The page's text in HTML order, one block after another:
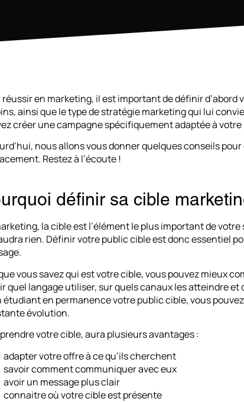
réussir en marketing, il est important de définir
ainsi que le type de stratégie marketing qui lui
créer une campagne spécifiquement adaptée à
nous allons vous donner quelques conseils
Restez à l’écoute !
définir sa cible
la cible est l’élément le plus important de
rien. Définir votre public cible est donc essentiel
vous savez qui est votre cible, vous pouvez mieux
quel langage utiliser, sur quels canaux les atteindre
étudiant en permanence votre public cible, vous
évolution.
votre cible, aura plusieurs avantages :
adapter votre offre à ce qu’ils cherchent
savoir comment communiquer avec eux
avoir un message plus clair
connaitre où votre cible est présente